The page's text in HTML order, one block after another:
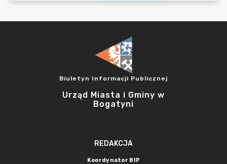
Biuletyn Informacji Publicznej
Urząd Miasta i Gminy w
Bogatyni
REDAKCJA
Koordynator BIP